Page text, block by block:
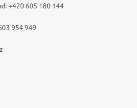
+420 605 180 144
954 949